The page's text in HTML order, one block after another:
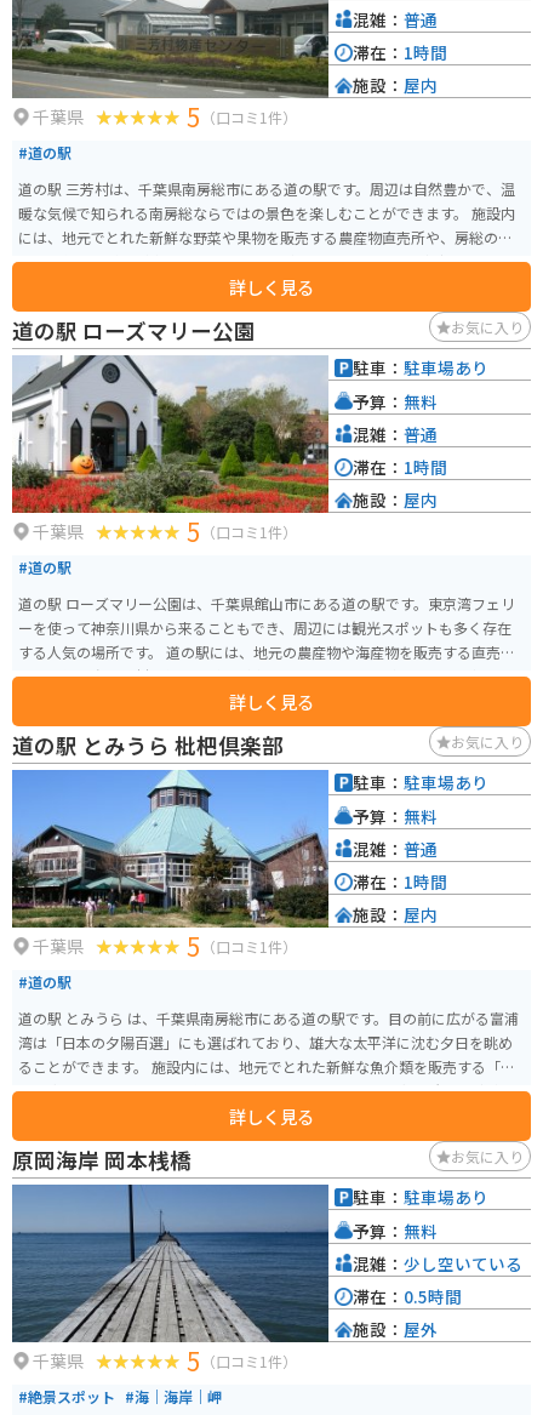
千葉県 5 （口コミ1件）
#道の駅
道の駅 三芳村は、千葉県南房総市にある道の駅です。周辺は自然豊かで、温
暖な気候で知られる南房総ならではの景色を楽しむことができます。 施設内
には、地元でとれた新鮮な野菜や果物を販売する農産物直売所や、房総の海
の幸を使った料理が楽しめるレストランがあります。とくに、枇杷やびわソ
フトクリームといった、特産の枇杷を使った商品は人気です。また、周辺に
は、酪農体験ができる施設や、花摘み体験ができる施設など、家族で楽しめ
るレジャー施設も充実しています。 バイクで訪れる場合、道の駅には広い駐
車場が完備されているので安心です。房総半島は海岸線沿いの道が多く、ツ
ーリングにも最適なエリアです。道の駅 三芳村を拠点に、周辺の観光スポッ
トを巡るのも良いでしょう。
詳しく見る
混雑： 普通
滞在： 1時間
施設： 屋内
道の駅 ローズマリー公園 お気に入り
千葉県 5 （口コミ1件）
#道の駅
道の駅 ローズマリー公園は、千葉県館山市にある道の駅です。東京湾フェリ
ーを使って神奈川県から来ることもでき、周辺には観光スポットも多く存在
する人気の場所です。 道の駅には、地元の農産物や海産物を販売する直売所
や、房総半島の食材を使った料理が楽しめるレストランがあります。中で
も、館山産の枇杷を使ったソフトクリームやジュースは道の駅の人気商品で
す。また、ローズマリー公園という名前の通り、園内には約170種7,000株も
のローズマリーが植えられており、春には紫色の花が咲き誇る美しい景色を
楽しむことができます。 バイクで訪れる場合、道の駅には広い駐車場が完備
されているため安心です。周辺には、東京湾を一望できる洲崎灯台や、海沿
いを走る気持ちの良い国道127号線など、ツーリングに最適なスポットが数多
くあります。道の駅 ローズマリー公園は、豊かな自然と美味しいグルメを満
喫できる、房総観光の拠点として最適な場所と言えるでしょう。
詳しく見る
駐車： 駐車場あり
予算： 無料
混雑： 普通
滞在： 1時間
施設： 屋内
道の駅 とみうら 枇杷倶楽部 お気に入り
千葉県 5 （口コミ1件）
#道の駅
道の駅 とみうら は、千葉県南房総市にある道の駅です。目の前に広がる富浦
湾は「日本の夕陽百選」にも選ばれており、雄大な太平洋に沈む夕日を眺め
ることができます。 施設内には、地元でとれた新鮮な魚介類を販売する「海
産物直売センター」や、房総の特産品を販売する「農産物直売所」などがあ
た料理を楽しむことができます。特に、伊勢海老やアワビを使った料理は絶
品です。 バイクで訪れる際は、道の駅に隣接する「富浦公園」に、無料で利
用できるバイクスタンドと屋根付き休憩所があるので、休憩場所に困ること
在しているので、観光の拠点としても最適です。
詳しく見る
駐車： 駐車場あり
予算： 無料
混雑： 普通
滞在： 1時間
施設： 屋内
原岡海岸 岡本桟橋 お気に入り
千葉県 5 （口コミ1件）
#絶景スポット #海｜海岸｜岬
駐車： 駐車場あり
予算： 無料
混雑： 少し空いている
滞在： 0.5時間
施設： 屋外